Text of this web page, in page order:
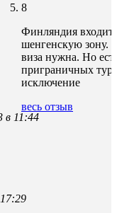
8
Финляндия входит
шенгенскую зону.
виза нужна. Но
приграничных
исключение
весь отзыв
в 11:44